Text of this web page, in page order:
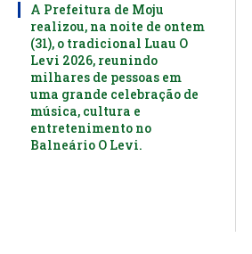
A Prefeitura de Moju
realizou, na noite de ontem
(31), o tradicional Luau O
Levi 2026, reunindo
milhares de pessoas em
uma grande celebração de
música, cultura e
entretenimento no
Balneário O Levi.